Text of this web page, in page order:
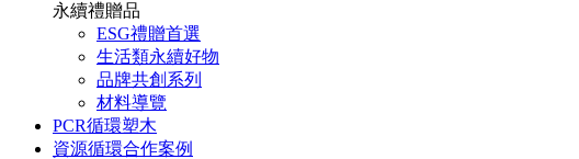
永續禮贈品
ESG禮贈首選
生活類永續好物
品牌共創系列
材料導覽
PCR循環塑木
資源循環合作案例